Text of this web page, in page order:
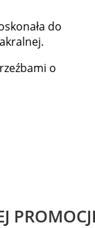
do
o